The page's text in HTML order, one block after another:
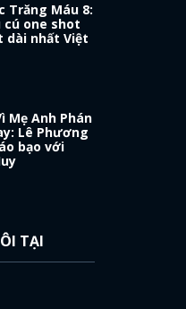
Trăng Máu 8:
cú one shot
dài nhất Việt
Mẹ Anh Phán
Lê Phương
bạo với
TẠI